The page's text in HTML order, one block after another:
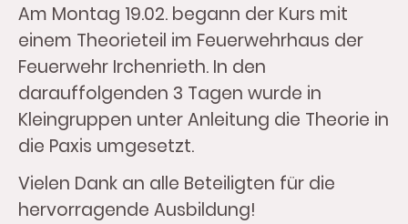
Am Montag 19.02. begann der Kurs mit
einem Theorieteil im Feuerwehrhaus der
Feuerwehr Irchenrieth. In den
darauffolgenden 3 Tagen wurde in
Kleingruppen unter Anleitung die Theorie in
die Paxis umgesetzt.
Vielen Dank an alle Beteiligten für die
hervorragende Ausbildung!